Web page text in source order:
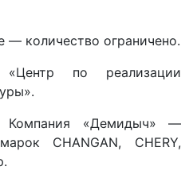
— количество ограничено.
«Центр по реализации
Компания «Демидыч» —
CHANGAN, CHERY,